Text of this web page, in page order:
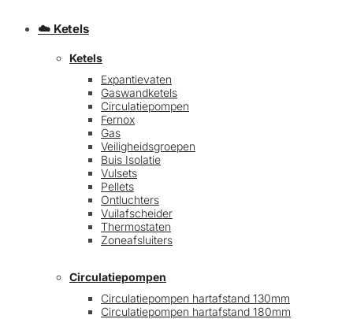
☁️ Ketels
Ketels
Expantievaten
Gaswandketels
Circulatiepompen
Fernox
Gas
Veiligheidsgroepen
Buis Isolatie
Vulsets
Pellets
Ontluchters
Vuilafscheider
Thermostaten
Zoneafsluiters
Circulatiepompen
Circulatiepompen hartafstand 130mm
Circulatiepompen hartafstand 180mm